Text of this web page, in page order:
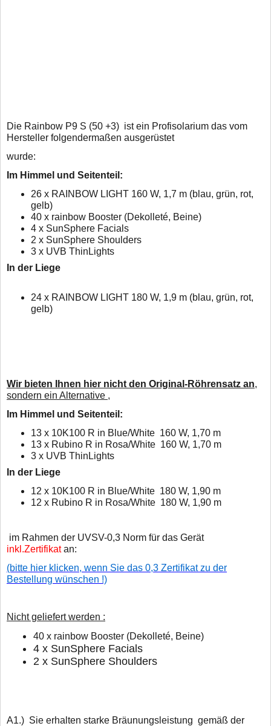
Die Rainbow P9 S (50 +3) ist ein Profisolarium das vom
Hersteller folgendermaßen ausgerüstet
wurde:
Im Himmel und Seitenteil:
26 x RAINBOW LIGHT 160 W, 1,7 m (blau, grün, rot,
gelb)
40 x rainbow Booster (Dekolleté, Beine)
4 x SunSphere Facials
2 x SunSphere Shoulders
3 x UVB ThinLights
In der Liege
24 x RAINBOW LIGHT 180 W, 1,9 m (blau, grün, rot,
gelb)
Wir bieten Ihnen hier nicht den Original-Röhrensatz an,
sondern ein Alternative ,
Im Himmel und Seitenteil:
13 x 10K100 R in Blue/White 160 W, 1,70 m
13 x Rubino R in Rosa/White 160 W, 1,70 m
3 x UVB ThinLights
In der Liege
12 x 10K100 R in Blue/White 180 W, 1,90 m
12 x Rubino R in Rosa/White 180 W, 1,90 m
im Rahmen der UVSV-0,3 Norm für das Gerät
inkl.Zertifikatan:
(bitte hier klicken, wenn Sie das 0,3 Zertifikat zu der
Bestellung wünschen !)
Nicht geliefert werden :
40 x rainbow Booster (Dekolleté, Beine)
4 x SunSphere Facials
2 x SunSphere Shoulders
A1.) Sie erhalten starke Bräunungsleistung gemäß der